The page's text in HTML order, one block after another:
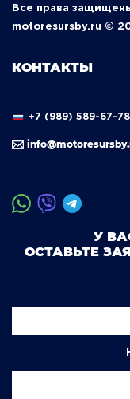
Все права
motoresursby.ru ©
КОНТАКТЫ
+7 (989) 589-67-78
У
ОСТАВЬТЕ